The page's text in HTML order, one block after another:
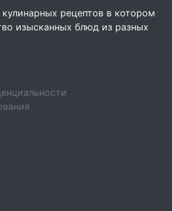
рецептов в котором
изысканных блюд из разных